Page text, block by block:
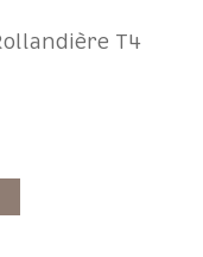
T4